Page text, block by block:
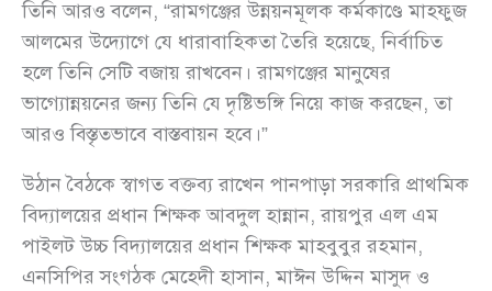
তিনি আরও বলেন, “রামগঞ্জের উন্নয়নমূলক কর্মকাণ্ডে মাহফুজ
আলমের উদ্যোগে যে ধারাবাহিকতা তৈরি হয়েছে, নির্বাচিত
হলে তিনি সেটি বজায় রাখবেন। রামগঞ্জের মানুষের
ভাগ্যোন্নয়নের জন্য তিনি যে দৃষ্টিভঙ্গি নিয়ে কাজ করছেন, তা
আরও বিস্তৃতভাবে বাস্তবায়ন হবে।”
উঠান বৈঠকে স্বাগত বক্তব্য রাখেন পানপাড়া সরকারি প্রাথমিক
বিদ্যালয়ের প্রধান শিক্ষক আবদুল হান্নান, রায়পুর এল এম
পাইলট উচ্চ বিদ্যালয়ের প্রধান শিক্ষক মাহবুবুর রহমান,
এনসিপির সংগঠক মেহেদী হাসান, মাঈন উদ্দিন মাসুদ ও